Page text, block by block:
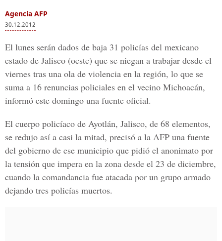
Agencia AFP
30.12.2012
El lunes serán dados de baja 31 policías del mexicano
estado de Jalisco (oeste) que se niegan a trabajar desde el
viernes tras una ola de violencia en la región, lo que se
suma a 16 renuncias policiales en el vecino Michoacán,
informó este domingo una fuente oficial.
El cuerpo policíaco de Ayotlán, Jalisco, de 68 elementos,
se redujo así a casi la mitad, precisó a la AFP una fuente
del gobierno de ese municipio que pidió el anonimato por
la tensión que impera en la zona desde el 23 de diciembre,
cuando la comandancia fue atacada por un grupo armado
dejando tres policías muertos.